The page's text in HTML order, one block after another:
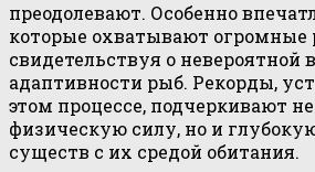
преодолевают. Особенно
которые охватывают огромные
свидетельствуя о невероятной
адаптивности рыб. Рекорды,
этом процессе, подчеркивают
физическую силу, но и
существ с их средой обитания.